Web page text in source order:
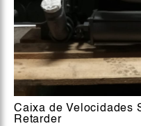
Caixa de Velocidades
Retarder